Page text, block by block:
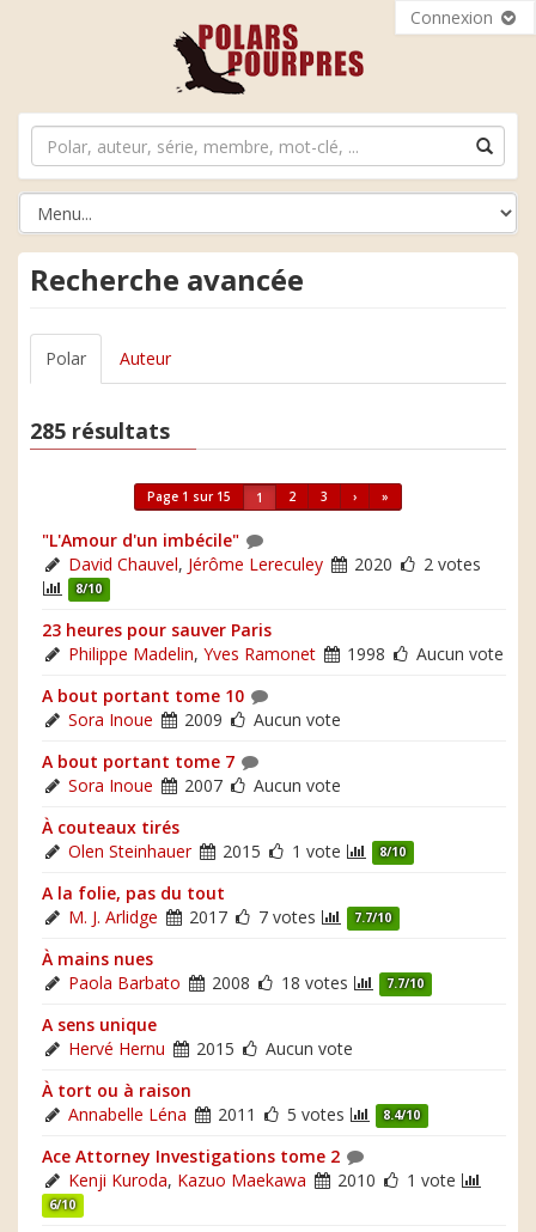
Connexion
Recherche avancée
Polar Auteur
285 résultats
Page 1 sur 15 1 2 3 › »
"L'Amour d'un imbécile"
David Chauvel, Jérôme Lereculey 2020 2 votes
8/10
23 heures pour sauver Paris
Philippe Madelin, Yves Ramonet 1998
Aucun vote
A bout portant tome 10
Sora Inoue
2009
Aucun vote
A bout portant tome 7
Sora Inoue
2007
Aucun vote
À couteaux tirés
Olen Steinhauer
2015 1 vote 8/10
A la folie, pas du tout
M. J. Arlidge
2017 7 votes 7.7/10
À mains nues
Paola Barbato
2008 18 votes 7.7/10
A sens unique
Hervé Hernu
2015
Aucun vote
À tort ou à raison
Annabelle Léna
2011 5 votes 8.4/10
Ace Attorney Investigations tome 2
Kenji Kuroda, Kazuo Maekawa 2010 1 vote
6/10